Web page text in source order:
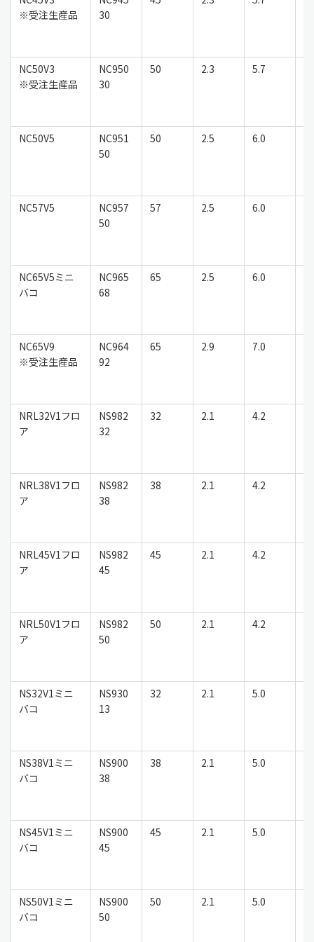
※受注生産品
30
NC50V3
※受注生産品
NC950
30
50 2.3 5.7
NC50V5
NC951
50
50 2.5 6.0
NC57V5
NC957
50
57 2.5 6.0
NC65V5ミニ
バコ
NC965
68
65 2.5 6.0
NC65V9
※受注生産品
NC964
92
65 2.9 7.0
NRL32V1フロ
ア
NS982
32
32 2.1 4.2
NRL38V1フロ
ア
NS982
38
38 2.1 4.2
NRL45V1フロ
ア
NS982
45
45 2.1 4.2
NRL50V1フロ
ア
NS982
50
50 2.1 4.2
NS32V1ミニ
バコ
NS930
13
32 2.1 5.0
NS38V1ミニ
バコ
NS900
38
38 2.1 5.0
NS45V1ミニ
バコ
NS900
45
45 2.1 5.0
NS50V1ミニ
バコ
NS900
50
50 2.1 5.0